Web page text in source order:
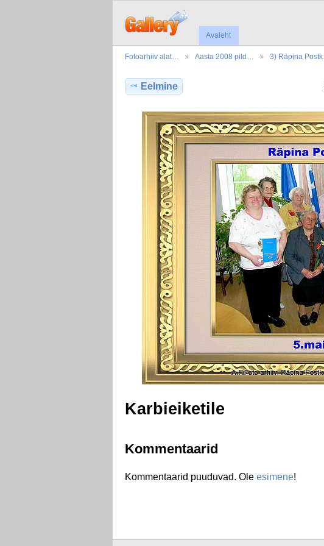
Avaleht
Fotoarhiiv alat… Aasta 2008 pild… 3) Räpina
Eelmine
Karbieiketile
Kommentaarid
Kommentaarid puuduvad. Ole esimene!